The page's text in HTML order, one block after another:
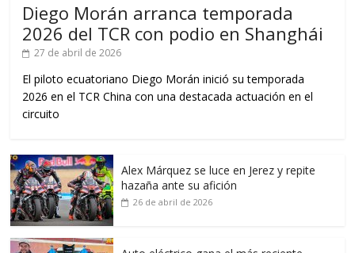
Diego Morán arranca temporada
2026 del TCR con podio en Shanghái
27 de abril de 2026
El piloto ecuatoriano Diego Morán inició su temporada
2026 en el TCR China con una destacada actuación en el
circuito
Alex Márquez se luce en Jerez y repite
hazaña ante su afición
26 de abril de 2026